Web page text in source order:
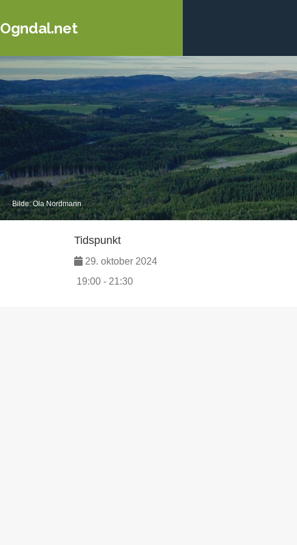
Ogndal.net
Bilde: Ola Nordmann
Tidspunkt
29. oktober 2024
19:00 - 21:30